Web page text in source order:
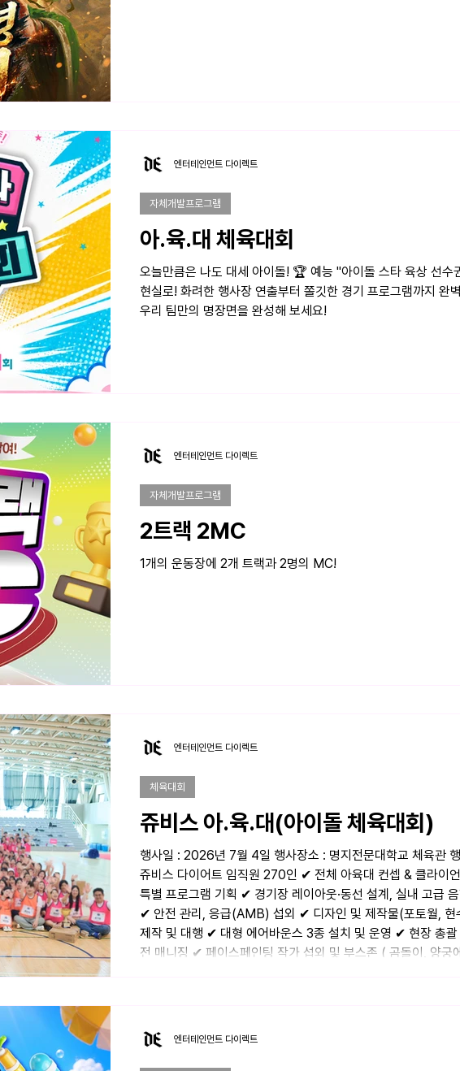
아.육.대 체육대회
오늘만큼은 나도 대세 아이돌! 🏆 예능 "아이돌 스타 육상 선수
현실로! 화려한 행사장 연출부터 쫄깃한 경기 프로그램까지 완
우리 팀만의 명장면을 완성해 보세요!
자체개발프로그램
엔터테인먼트 다이렉트
2트랙 2MC
1개의 운동장에 2개 트랙과 2명의 MC!
자체개발프로그램
엔터테인먼트 다이렉트
쥬비스 아.육.대(아이돌 체육대회)
행사일 : 2026년 7월 4일 행사장소 : 명지전문대학교 체육관
쥬비스 다이어트 임직원 270인 ✔ 전체 아육대 컨셉 & 클라이
특별 프로그램 기획 ✔ 경기장 레이아웃·동선 설계, 실내 고급
✔ 안전 관리, 응급(AMB) 섭외 ✔ 디자인 및 제작물(포토월, 현
제작 및 대행 ✔ 대형 에어바운스 3종 설치 및 운영 ✔ 현장 총
전 매니징 ✔ 페이스페인팅 작가 섭외 및 부스존 ( 곰돌이, 양궁
체육대회
엔터테인먼트 다이렉트
엔터테인먼트 다이렉트